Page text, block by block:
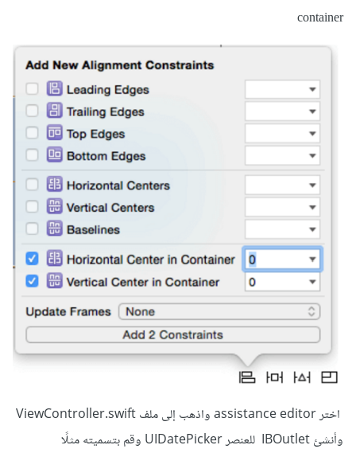
container
اختر assistance editor واذهب إلى ملف ViewController.swift
وأنشئ IBOutlet للعنصر UIDatePicker وقم بتسميته مثلًا